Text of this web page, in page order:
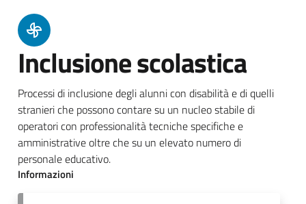
Inclusione scolastica
Processi di inclusione degli alunni con disabilità e di quelli
stranieri che possono contare su un nucleo stabile di
operatori con professionalità tecniche specifiche e
amministrative oltre che su un elevato numero di
personale educativo.
Informazioni